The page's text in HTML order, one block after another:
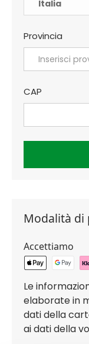
Provincia
CAP
Modalità di
Accettiamo
Le
elaborate in
dati della
ai dati della